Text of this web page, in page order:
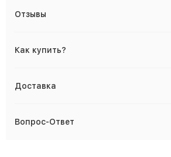
Отзывы
Как купить?
Доставка
Вопрос-Ответ